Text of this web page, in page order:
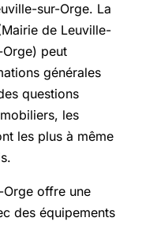
sur-Orge. La
de Leuville-
peut
générales
questions
les
les plus à même
offre une
des équipements